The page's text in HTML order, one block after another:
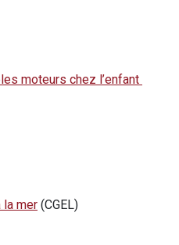
moteurs chez l’enfant
la mer (CGEL)